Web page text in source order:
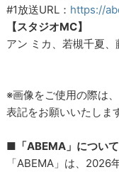
#1放送URL： https://
【スタジオMC】
アン ミカ、若槻千夏
※画像をご使用の際は
表記をお願いいたしま
■「ABEMA」について
「ABEMA」は、2026